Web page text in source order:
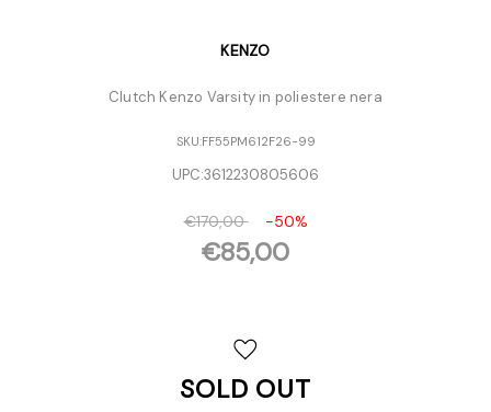
KENZO
Clutch Kenzo Varsity in poliestere nera
SKU:FF55PM612F26-99
UPC:3612230805606
€170,00 -50%
€85,00
SOLD OUT